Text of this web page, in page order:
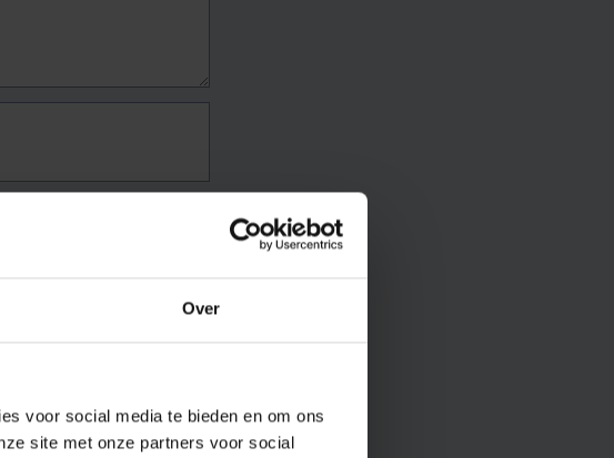
Over
voor social media te bieden en om ons
site met onze partners voor social